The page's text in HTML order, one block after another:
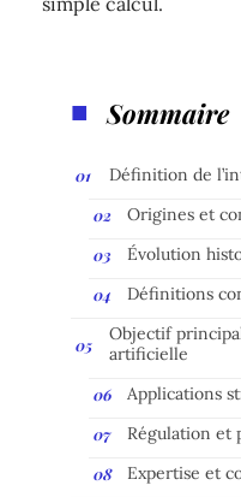
Sommaire
Définition de
Origines et
Évolution
Définitions
Objectif
artificielle
Applications
Régulation et
Expertise et